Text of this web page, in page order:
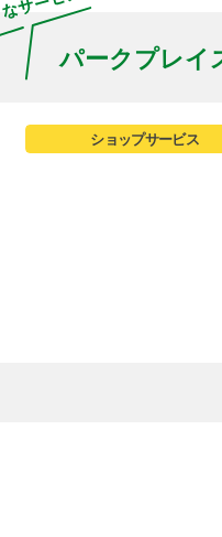
パークプレイ
ショップサービス